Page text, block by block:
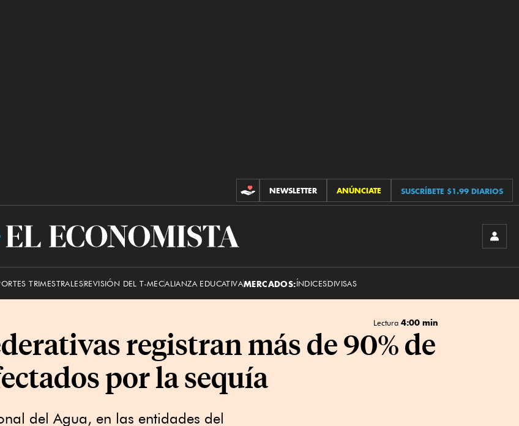
CONTRIBUCIONES
NEWSLETTER ANÚNCIATE SUSCRÍBETE $1.99 DIARIOS
El
TRIMESTRALESREVISIÓN DEL T-MECALIANZA EDUCATIVAMERCADOS:ÍNDICESDIVISAS
Lectura 4:00 min
registran más de 90% de
por la sequía
del Agua, en las entidades del